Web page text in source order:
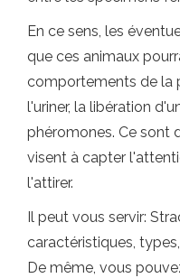
En ce sens, les
que ces animaux
comportements de la
l'uriner, la libération
phéromones. Ce sont
visent à capter
l'attirer.
Il peut vous servir:
caractéristiques,
De même, vous